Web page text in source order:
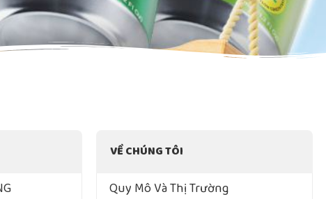
VỀ CHÚNG TÔI
Quy Mô Và Thị Trường